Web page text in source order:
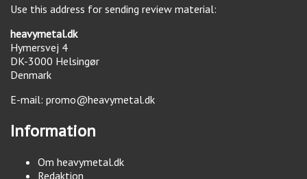
Use this address for sending review material:
heavymetal.dk
Hymersvej 4
DK-3000 Helsingør
Denmark
E-mail: promo@heavymetal.dk
Information
Om heavymetal.dk
Redaktion